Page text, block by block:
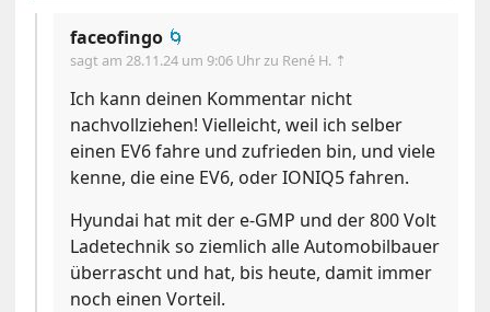
faceofingo 🌀
sagt am 28.11.24 um 9:06 Uhr zu René H. ⇡
Ich kann deinen Kommentar nicht
nachvollziehen! Vielleicht, weil ich selber
einen EV6 fahre und zufrieden bin, und viele
kenne, die eine EV6, oder IONIQ5 fahren.
Hyundai hat mit der e-GMP und der 800 Volt
Ladetechnik so ziemlich alle Automobilbauer
überrascht und hat, bis heute, damit immer
noch einen Vorteil.